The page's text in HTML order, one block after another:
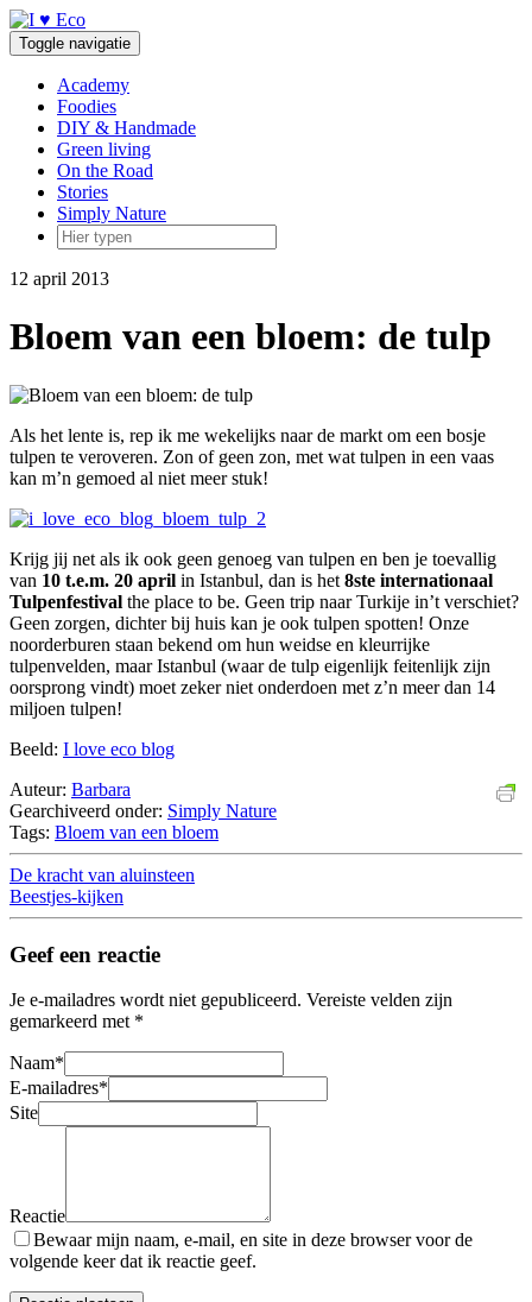
Doorgaan
naar
inhoud
Toggle navigatie
Academy
Foodies
DIY & Handmade
Green living
On the Road
Stories
Simply Nature
12 april 2013
Bloem van een bloem: de tulp
Als het lente is, rep ik me wekelijks naar de markt om een bosje
tulpen te veroveren. Zon of geen zon, met wat tulpen in een vaas
kan m’n gemoed al niet meer stuk!
Krijg jij net als ik ook geen genoeg van tulpen en ben je toevallig
van 10 t.e.m. 20 april in Istanbul, dan is het 8ste internationaal
Tulpenfestival the place to be. Geen trip naar Turkije in’t verschiet?
Geen zorgen, dichter bij huis kan je ook tulpen spotten! Onze
noorderburen staan bekend om hun weidse en kleurrijke
tulpenvelden, maar Istanbul (waar de tulp eigenlijk feitenlijk zijn
oorsprong vindt) moet zeker niet onderdoen met z’n meer dan 14
miljoen tulpen!
Beeld: I love eco blog
Auteur: Barbara
Gearchiveerd onder: Simply Nature
Tags: Bloem van een bloem
De kracht van aluinsteen
Beestjes-kijken
Geef een reactie
Je e-mailadres wordt niet gepubliceerd. Vereiste velden zijn
gemarkeerd met *
Naam*
E-mailadres*
Site
Reactie
Bewaar mijn naam, e-mail, en site in deze browser voor de
volgende keer dat ik reactie geef.